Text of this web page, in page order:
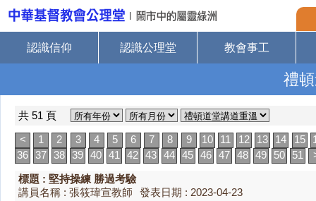
認識信仰 認識公理堂 教會事工
禮
共 51 頁
<
1 2 3 4 5 6 7 8 9 10 11 12 13 14 15
36 37 38 39 40 41 42 43 44 45 46 47 48 49 50 51
標題 : 堅持操練 勝過考驗
講員名稱 : 張筱瑋宣教師
發表日期 : 2023-04-23